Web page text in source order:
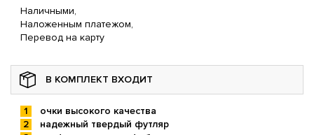
Наличными,
Наложенным платежом,
Перевод на карту
В КОМПЛЕКТ ВХОДИТ
очки высокого качества
надежный твердый футляр